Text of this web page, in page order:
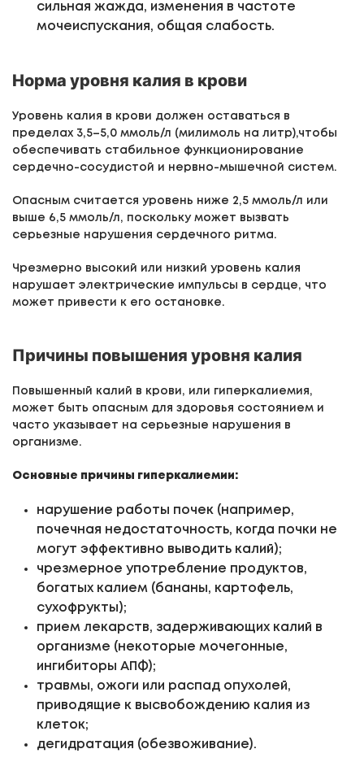
сильная жажда, изменения в частоте
мочеиспускания, общая слабость.
Норма уровня калия в крови
Уровень калия в крови должен оставаться в
пределах 3,5–5,0 ммоль/л (милимоль на литр),чтобы
обеспечивать стабильное функционирование
сердечно-сосудистой и нервно-мышечной систем.
Опасным считается уровень ниже 2,5 ммоль/л или
выше 6,5 ммоль/л, поскольку может вызвать
серьезные нарушения сердечного ритма.
Чрезмерно высокий или низкий уровень калия
нарушает электрические импульсы в сердце, что
может привести к его остановке.
Причины повышения уровня калия
Повышенный калий в крови, или гиперкалиемия,
может быть опасным для здоровья состоянием и
часто указывает на серьезные нарушения в
организме.
Основные причины гиперкалиемии:
нарушение работы почек (например,
почечная недостаточность, когда почки не
могут эффективно выводить калий);
чрезмерное употребление продуктов,
богатых калием (бананы, картофель,
сухофрукты);
прием лекарств, задерживающих калий в
организме (некоторые мочегонные,
ингибиторы АПФ);
травмы, ожоги или распад опухолей,
приводящие к высвобождению калия из
клеток;
дегидратация (обезвоживание).